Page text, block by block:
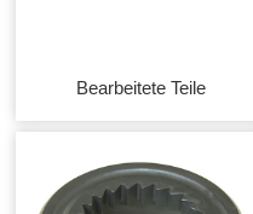
Bearbeitete Teile